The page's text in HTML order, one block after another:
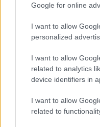
Google for online
I want to allow
personalized
I want to allow
related to analytics
device identifiers in
I want to allow
related to
El número de
Nacional de Salud